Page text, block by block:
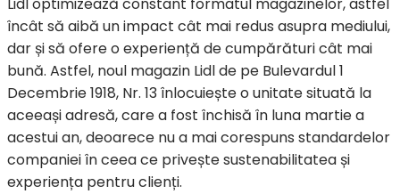
încât să aibă un impact cât mai redus asupra mediului,
dar și să ofere o experiență de cumpărături cât mai
bună. Astfel, noul magazin Lidl de pe Bulevardul 1
Decembrie 1918, Nr. 13 înlocuiește o unitate situată la
aceeași adresă, care a fost închisă în luna martie a
acestui an, deoarece nu a mai corespuns standardelor
companiei în ceea ce privește sustenabilitatea și
experiența pentru clienți.